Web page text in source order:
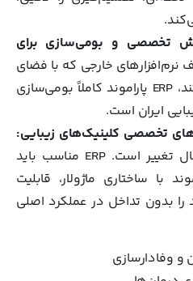
تخصصی و بومی‌سازی برای
نرم‌افزارهای خارجی که با فضای
کاری داخلی سازگار نیستند، ERP پاراموند کاملاً بومی‌سازی
ایران است.
تخصصی کلینیک‌های زیبایی:
نیازهای کلینیک‌ها در حال تغییر است. ERP مناسب باید
با ساختاری ماژولار، قابلیت
بدون تداخل در عملکرد اصلی
و وفادارسازی